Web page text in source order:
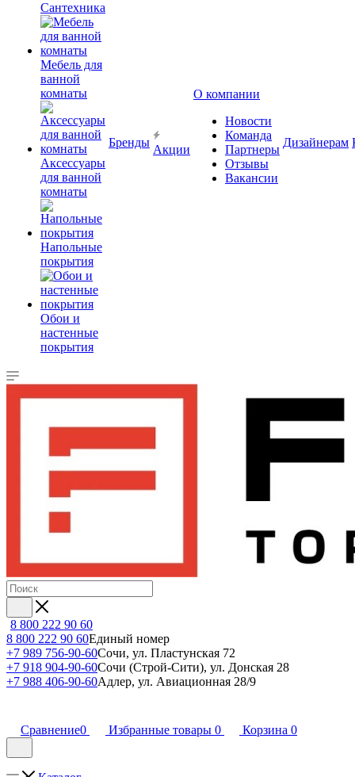
Сантехника
Мебель для
ванной
комнаты
Аксессуары
для ванной
комнаты
Напольные
покрытия
Обои и
настенные
покрытия
Бренды
Акции
О компании
Новости
Команда
Партнеры
Отзывы
Вакансии
Дизайнерам
8 800 222 90 60
8 800 222 90 60Единый номер
+7 989 756-90-60Сочи, ул. Пластунская 72
+7 918 904-90-60Сочи (Строй-Сити), ул. Донская 28
+7 988 406-90-60Адлер, ул. Авиационная 28/9
Сравнение0 Избранные товары 0 Корзина 0